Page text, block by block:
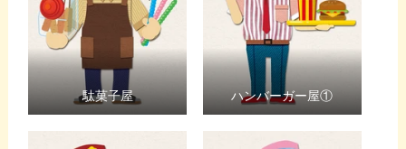
駄菓子屋 ハンバーガー屋①